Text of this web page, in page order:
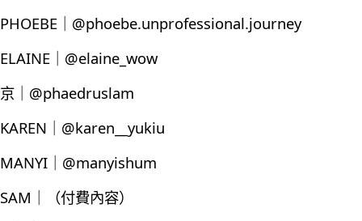
PHOEBE｜@phoebe.unprofessional.journey
ELAINE｜@elaine_wow
京｜@phaedruslam
KAREN｜@karen__yukiu
MANYI｜@manyishum
SAM｜（付費內容）